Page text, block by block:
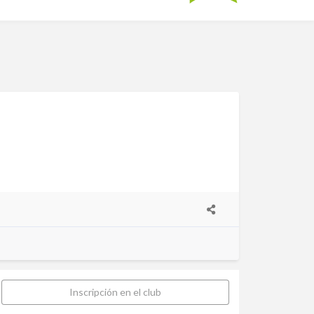
Inscripción en el club